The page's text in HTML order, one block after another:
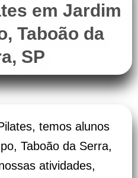
em Jardim
Taboão da
SP
temos alunos
Taboão da Serra,
atividades,